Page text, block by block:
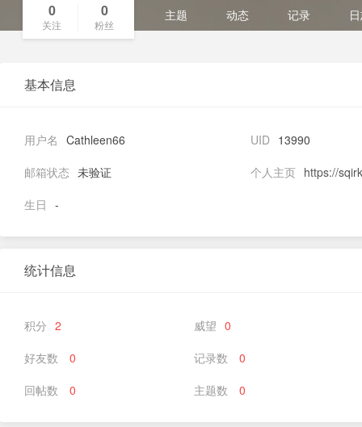
0
关注
0
粉丝
主题 动态 记录
基本信息
用户名 Cathleen66 UID 13990
邮箱状态 未验证 个人主页 https://
生日 -
统计信息
积分 2 威望 0
好友数
0 记录数
0
回帖数
0 主题数 0